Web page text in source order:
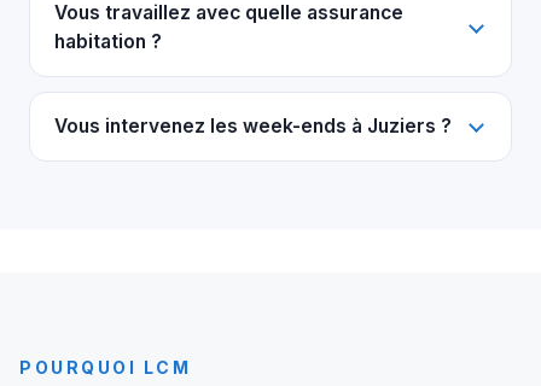
Vous travaillez avec quelle assurance
habitation ?
Vous intervenez les week-ends à Juziers ?
POURQUOI LCM